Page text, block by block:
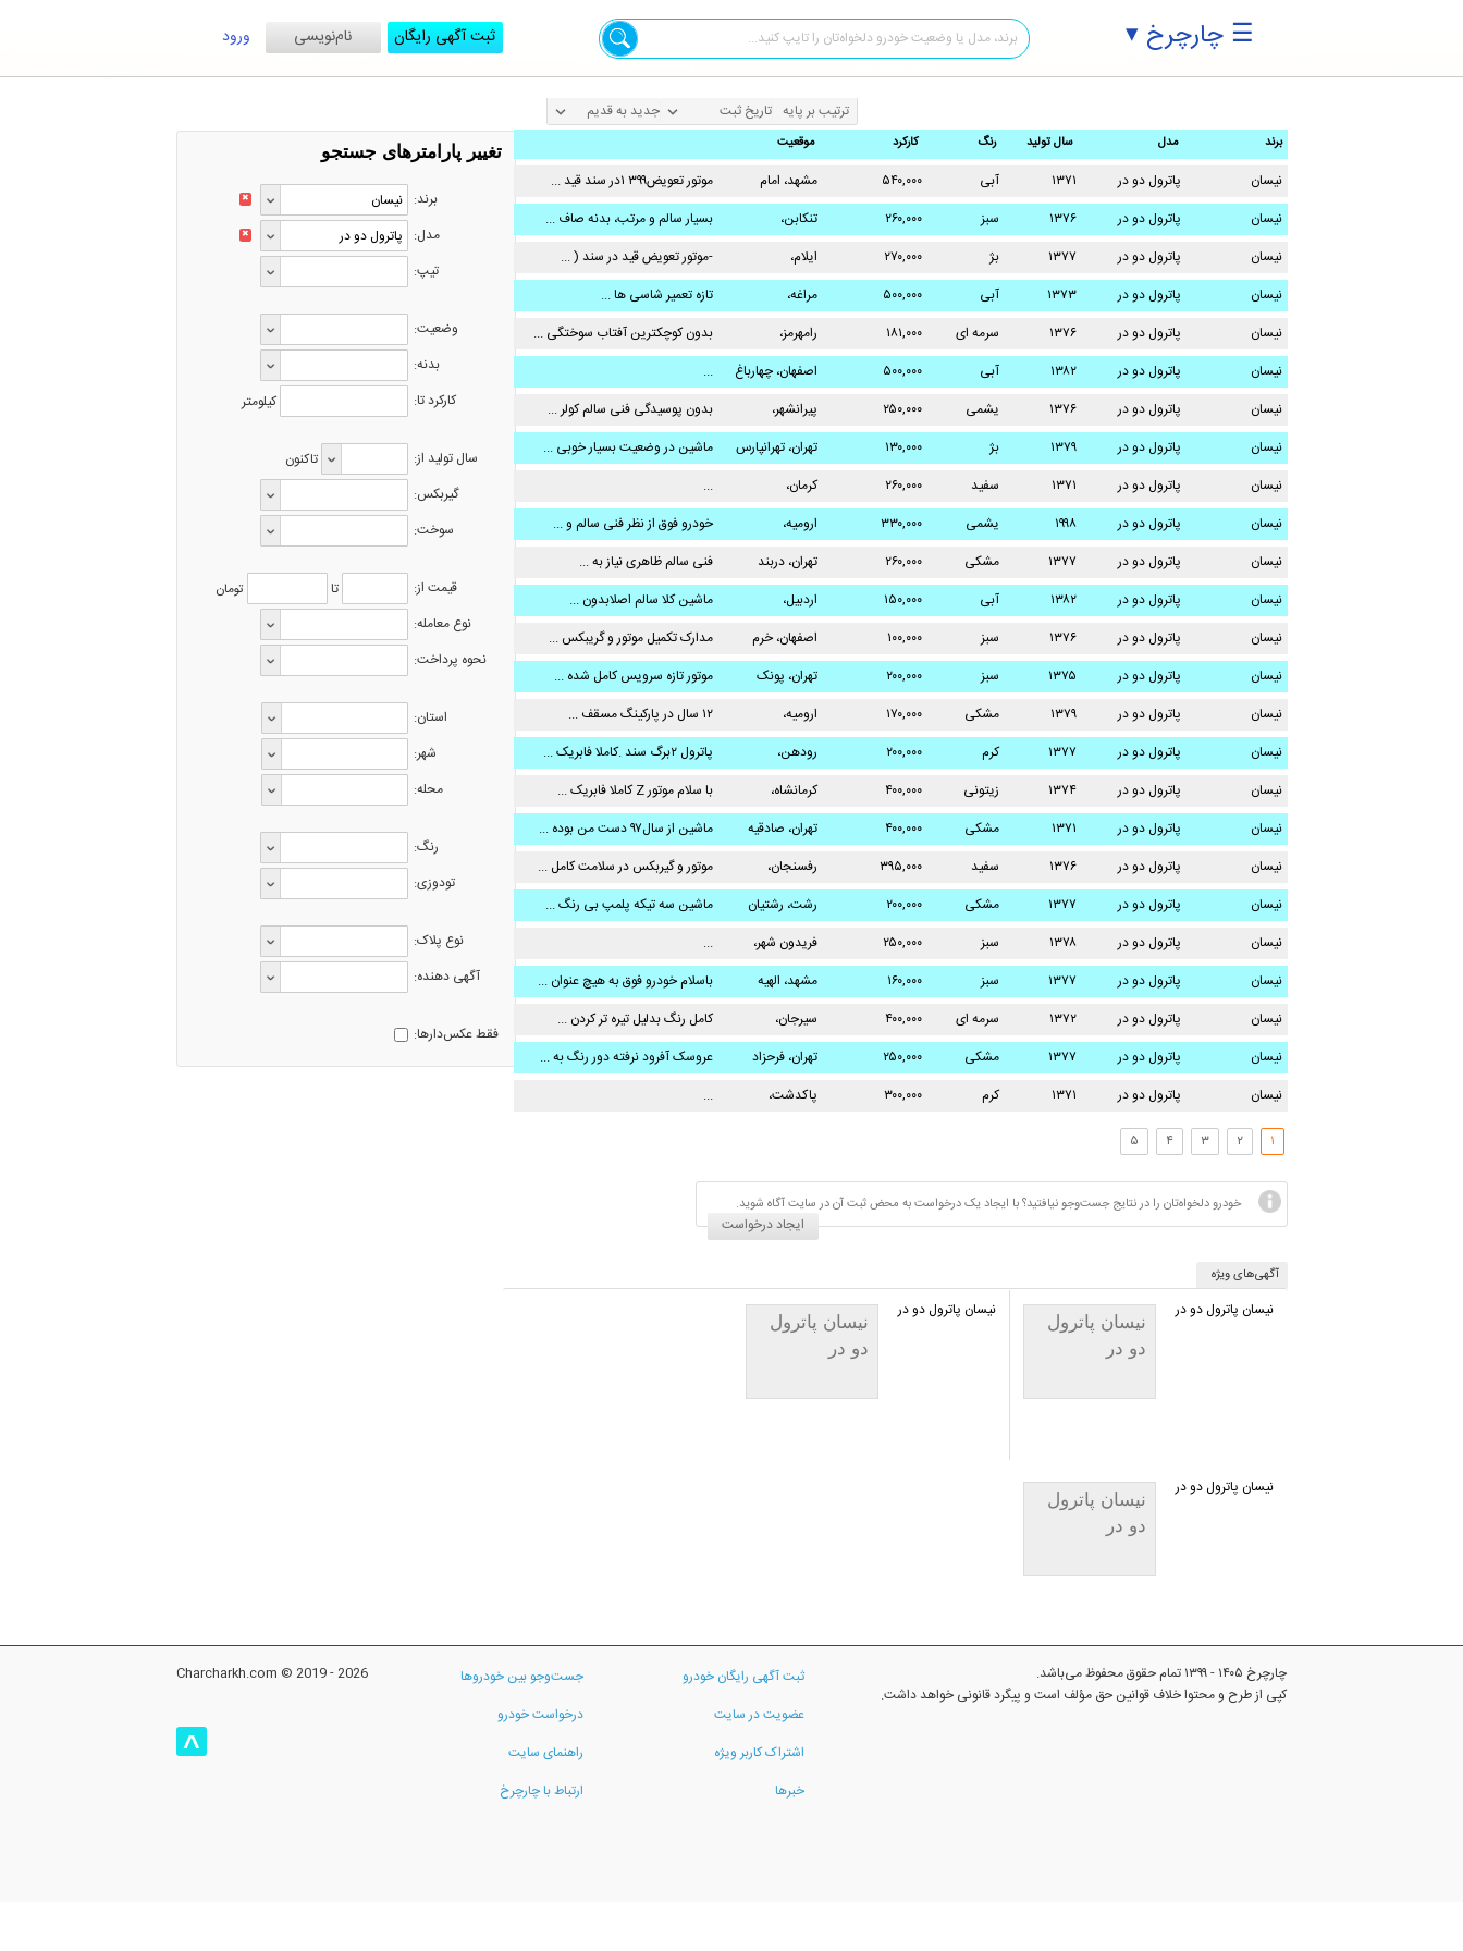
☰ چارچرخ ▾ ورود نام‌نویسی ثبت آگهی رایگان
تغییر پارامترهای جستجو
برند: ✖
مدل: ✖
تیپ:
وضعیت:
بدنه:
کارکرد تا:
کیلومتر
سال تولید از:
تاکنون
گیربکس:
سوخت:
قیمت از: تا
تومان
نوع معامله:
نحوه پرداخت:
استان:
شهر:
محله:
رنگ:
تودوزی:
نوع پلاک:
آگهی دهنده:
فقط عکس‌دارها:
ترتیب بر پایه
برند مدل سال تولید رنگ کارکرد موقعیت
نیسان پاترول دو در ۱۳۷۱ آبی ۵۴۰,۰۰۰
مشهد، امام
خمینی
موتور تعویض۳۹۹ ۱در سند قید ...
نیسان
پاترول دو در ۱۳۷۶ سبز ۲۶۰,۰۰۰ تنکابن،
بسیار سالم و مرتب، بدنه صاف ...
نیسان
پاترول دو در ۱۳۷۷ بژ ۲۷۰,۰۰۰ ایلام،
-موتور تعویض قید در سند ( ...
نیسان
پاترول دو در ۱۳۷۳ آبی ۵۰۰,۰۰۰ مراغه،
تازه تعمیر شاسی ها ...
نیسان
پاترول دو در ۱۳۷۶ سرمه ای ۱۸۱,۰۰۰ رامهرمز،
بدون کوچکترین آفتاب سوختگی ...
نیسان
پاترول دو در ۱۳۸۲ آبی ۵۰۰,۰۰۰
اصفهان، چهارباغ
عباسی
...
نیسان
پاترول دو در ۱۳۷۶ یشمی ۲۵۰,۰۰۰ پیرانشهر،
بدون پوسیدگی فنی سالم کولر ...
نیسان
پاترول دو در ۱۳۷۹ بژ ۱۳۰,۰۰۰
تهران، تهرانپارس
غربی
ماشین در وضعیت بسیار خوبی ...
نیسان
پاترول دو در ۱۳۷۱ سفید ۲۶۰,۰۰۰ کرمان،
...
نیسان
پاترول دو در ۱۹۹۸ یشمی ۳۳۰,۰۰۰ ارومیه،
خودرو فوق از نظر فنی سالم و ...
نیسان
پاترول دو در ۱۳۷۷ مشکی ۲۶۰,۰۰۰ تهران، دربند
فنی سالم ظاهری نیاز به ...
نیسان
پاترول دو در ۱۳۸۲ آبی ۱۵۰,۰۰۰ اردبیل،
ماشین کلا سالم اصلابدون ...
نیسان
پاترول دو در ۱۳۷۶ سبز ۱۰۰,۰۰۰ اصفهان، خرم
مدارک تکمیل موتور و گریبکس ...
نیسان
پاترول دو در ۱۳۷۵ سبز ۲۰۰,۰۰۰ تهران، پونک
موتور تازه سرویس کامل شده ...
نیسان
پاترول دو در ۱۳۷۹ مشکی ۱۷۰,۰۰۰ ارومیه،
۱۲ سال در پارکینگ مسقف ...
نیسان
پاترول دو در ۱۳۷۷ کرم ۲۰۰,۰۰۰ رودهن،
پاترول ۲برگ سند .کاملا فابریک ...
نیسان
پاترول دو در ۱۳۷۴ زیتونی ۴۰۰,۰۰۰ کرمانشاه،
با سلام موتور Z کاملا فابریک ...
نیسان
پاترول دو در ۱۳۷۱ مشکی ۴۰۰,۰۰۰ تهران، صادقیه
ماشین از سال۹۷ دست من بوده ...
نیسان
پاترول دو در ۱۳۷۶ سفید ۳۹۵,۰۰۰ رفسنجان،
موتور و گیربکس در سلامت کامل ...
نیسان
پاترول دو در ۱۳۷۷ مشکی ۲۰۰,۰۰۰ رشت، رشتیان
ماشین سه تیکه پلمپ بی رنگ ...
نیسان
پاترول دو در ۱۳۷۸ سبز ۲۵۰,۰۰۰ فریدون شهر،
...
نیسان
پاترول دو در ۱۳۷۷ سبز ۱۶۰,۰۰۰ مشهد، الهیه
باسلام خودرو فوق به هیچ عنوان ...
نیسان
پاترول دو در ۱۳۷۲ سرمه ای ۴۰۰,۰۰۰ سیرجان،
کامل رنگ بدلیل تیره تر کردن ...
نیسان
پاترول دو در ۱۳۷۷ مشکی ۲۵۰,۰۰۰ تهران، فرحزاد
عروسک آفرود نرفته دور رنگ به ...
نیسان
پاترول دو در ۱۳۷۱ کرم ۳۰۰,۰۰۰ پاکدشت، ...
۱ ۲ ۳ ۴ ۵
خودرو دلخواه‌تان را در نتایج جست‌وجو نیافتید؟ با ایجاد یک درخواست به محض ثبت آن در سایت آگاه شوید.
ایجاد درخواست
آگهی‌های ویژه
نیسان پاترول
دو در
نیسان پاترول دو در
نیسان پاترول
دو در
نیسان پاترول دو در
نیسان پاترول
دو در
نیسان پاترول دو در
چارچرخ ۱۴۰۵ - ۱۳۹۹ تمام حقوق محفوظ می‌باشد.
کپی از طرح و محتوا خلاف قوانین حق مؤلف است و پیگرد قانونی خواهد داشت.
ثبت آگهی رایگان خودرو
عضویت در سایت
اشتراک کاربر ویژه
خبرها
جست‌وجو بین خودروها
درخواست خودرو
راهنمای سایت
ارتباط با چارچرخ
Charcharkh.com © 2019 - 2026
^